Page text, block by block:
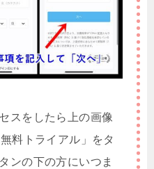
スをしたら上の画像
料トライアル」をタ
ンの下の方にいつま